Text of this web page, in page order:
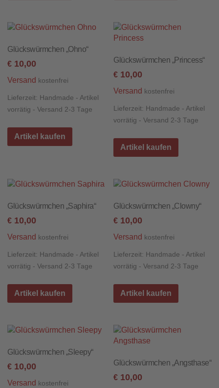
Glückswürmchen „Ohno“
€ 10,00
Versand kostenfrei
Lieferzeit: Handmade - Artikel
vorrätig - Versand 2-3 Tage
Artikel kaufen
Glückswürmchen „Princess“
€ 10,00
Versand kostenfrei
Lieferzeit: Handmade - Artikel
vorrätig - Versand 2-3 Tage
Artikel kaufen
Glückswürmchen „Saphira“
€ 10,00
Versand kostenfrei
Lieferzeit: Handmade - Artikel
vorrätig - Versand 2-3 Tage
Artikel kaufen
Glückswürmchen „Clowny“
€ 10,00
Versand kostenfrei
Lieferzeit: Handmade - Artikel
vorrätig - Versand 2-3 Tage
Artikel kaufen
Glückswürmchen „Sleepy“
€ 10,00
Versand kostenfrei
Glückswürmchen „Angsthase“
€ 10,00